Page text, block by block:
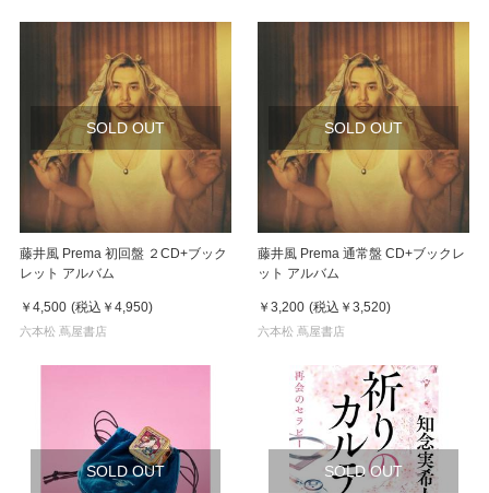
SOLD OUT
藤井風 Prema 初回盤 ２CD+ブック
レット アルバム
￥4,500 (税込 ￥4,950)
六本松 蔦屋書店
SOLD OUT
藤井風 Prema 通常盤 CD+ブックレ
ット アルバム
￥3,200 (税込 ￥3,520)
六本松 蔦屋書店
SOLD OUT SOLD OUT